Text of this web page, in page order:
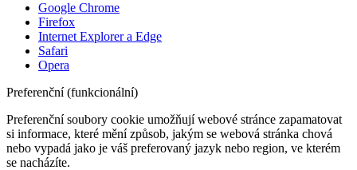
Google Chrome
Firefox
Internet Explorer a Edge
Safari
Opera
Preferenční (funkcionální)
Preferenční soubory cookie umožňují webové stránce zapamatovat
si informace, které mění způsob, jakým se webová stránka chová
nebo vypadá jako je váš preferovaný jazyk nebo region, ve kterém
se nacházíte.